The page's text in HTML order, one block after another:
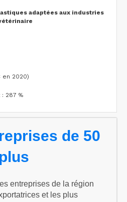
adaptées aux industries
en 2020)
287 %
de 50
entreprises de la région
et les plus